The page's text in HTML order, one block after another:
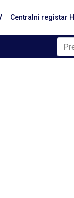
Centralni registar